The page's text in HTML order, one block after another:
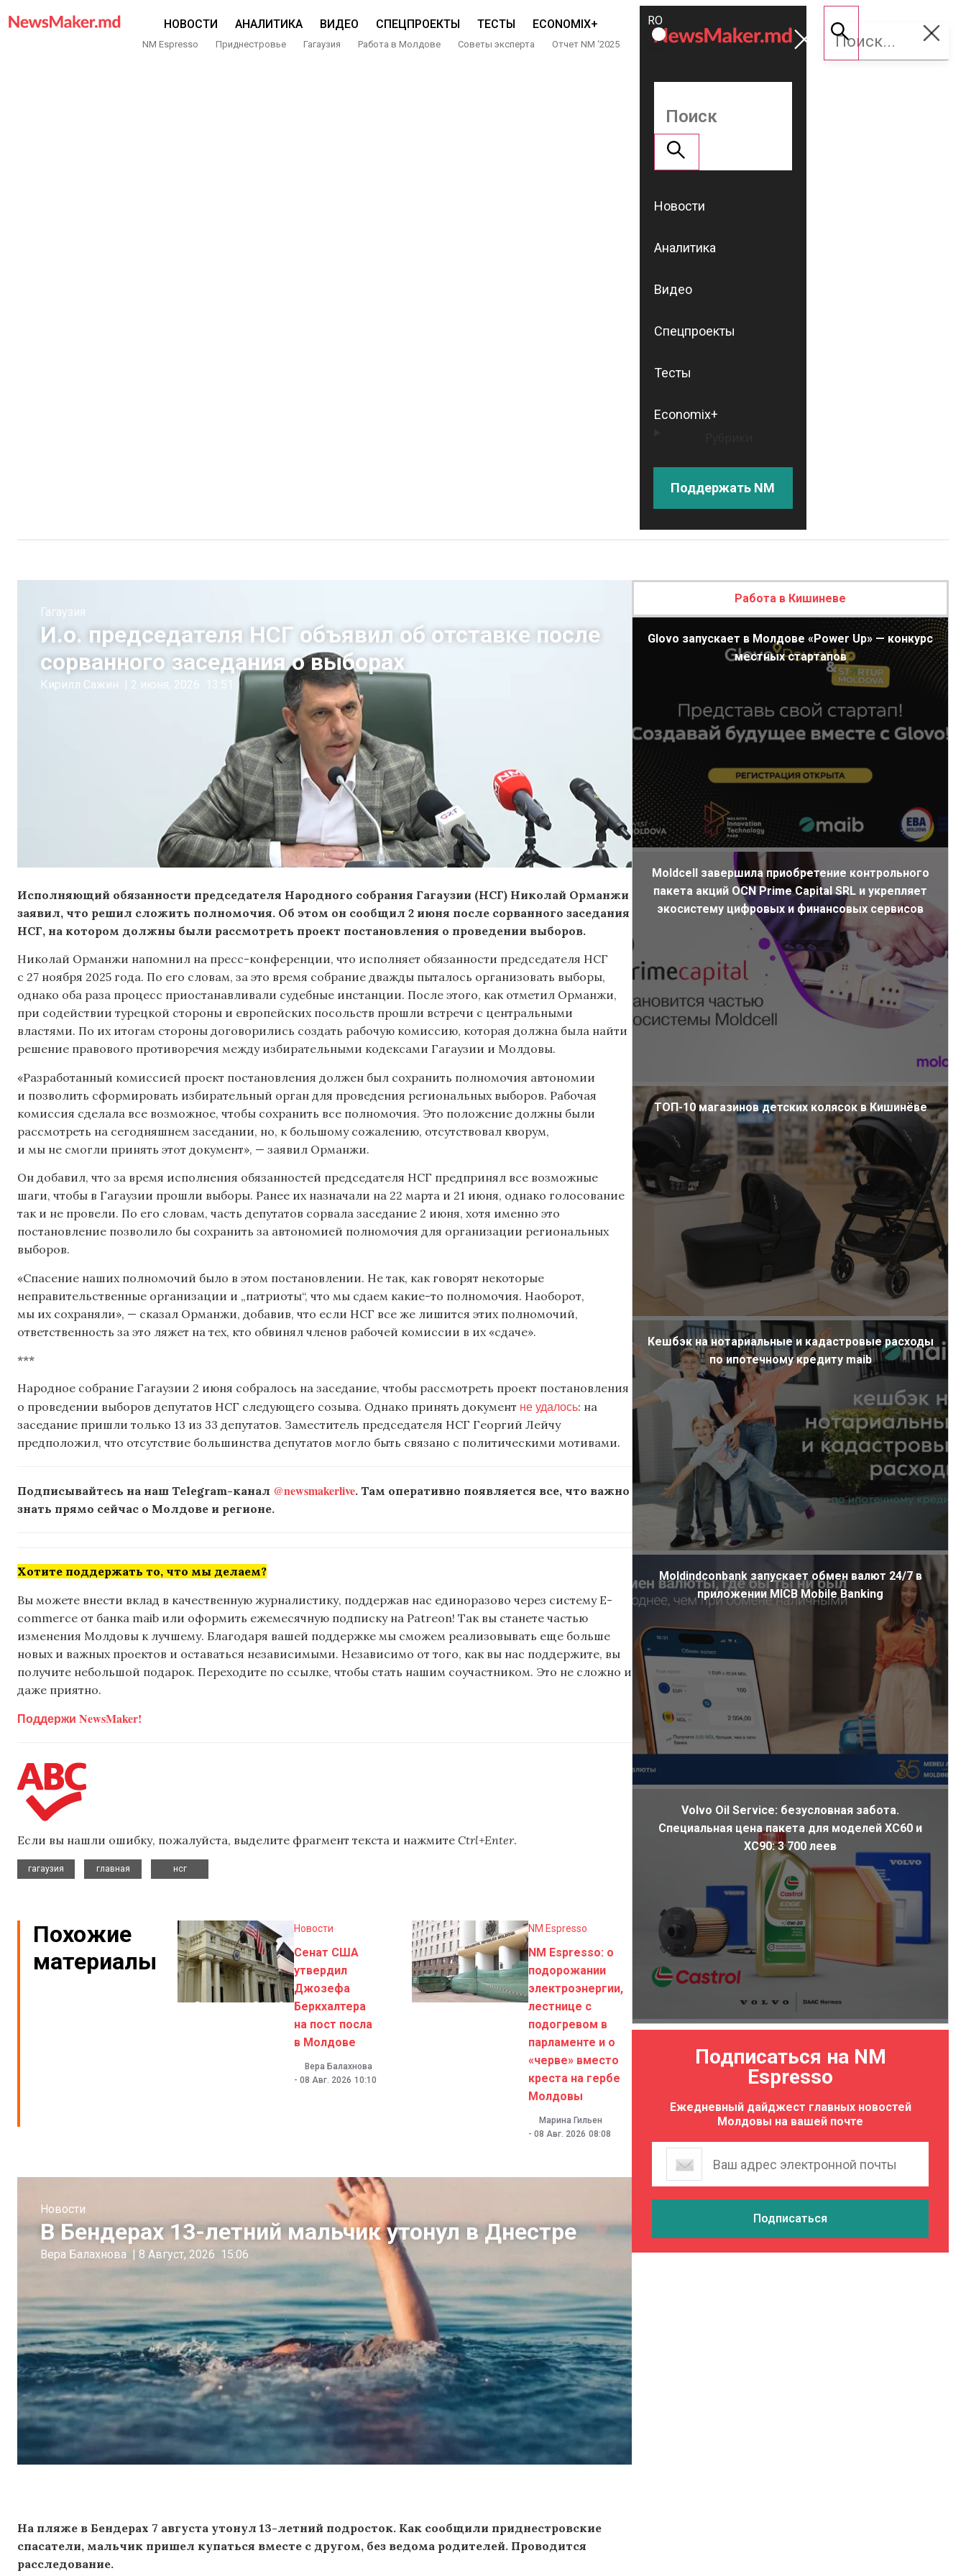
НОВОСТИ АНАЛИТИКА ВИДЕО СПЕЦПРОЕКТЫ ТЕСТЫ ECONOMIX+
NM Espresso Приднестровье Гагаузия Работа в Молдове Советы эксперта Отчет NM ‘2025
ROMÂNĂ
RU
Поддержать
NM
Новости
Аналитика
Видео
Спецпроекты
Тесты
Economix+
Поддержать NM
Гагаузия
И.о. председателя НСГ объявил об отставке после
сорванного заседания о выборах
Кирилл Сажин | 2 июня, 2026 13:51
Исполняющий обязанности председателя Народного собрания Гагаузии (НСГ) Николай Орманжи
заявил, что решил сложить полномочия. Об этом он сообщил 2 июня после сорванного заседания
НСГ, на котором должны были рассмотреть проект постановления о проведении выборов.
Николай Орманжи напомнил на пресс-конференции, что исполняет обязанности председателя НСГ
с 27 ноября 2025 года. По его словам, за это время собрание дважды пыталось организовать выборы,
однако оба раза процесс приостанавливали судебные инстанции. После этого, как отметил Орманжи,
при содействии турецкой стороны и европейских посольств прошли встречи с центральными
властями. По их итогам стороны договорились создать рабочую комиссию, которая должна была найти
решение правового противоречия между избирательными кодексами Гагаузии и Молдовы.
«Разработанный комиссией проект постановления должен был сохранить полномочия автономии
и позволить сформировать избирательный орган для проведения региональных выборов. Рабочая
комиссия сделала все возможное, чтобы сохранить все полномочия. Это положение должны были
рассмотреть на сегодняшнем заседании, но, к большому сожалению, отсутствовал кворум,
и мы не смогли принять этот документ», — заявил Орманжи.
Он добавил, что за время исполнения обязанностей председателя НСГ предпринял все возможные
шаги, чтобы в Гагаузии прошли выборы. Ранее их назначали на 22 марта и 21 июня, однако голосование
так и не провели. По его словам, часть депутатов сорвала заседание 2 июня, хотя именно это
постановление позволило бы сохранить за автономией полномочия для организации региональных
выборов.
«Спасение наших полномочий было в этом постановлении. Не так, как говорят некоторые
неправительственные организации и „патриоты“, что мы сдаем какие-то полномочия. Наоборот,
мы их сохраняли», — сказал Орманжи, добавив, что если НСГ все же лишится этих полномочий,
ответственность за это ляжет на тех, кто обвинял членов рабочей комиссии в их «сдаче».
***
Народное собрание Гагаузии 2 июня собралось на заседание, чтобы рассмотреть проект постановления
о проведении выборов депутатов НСГ следующего созыва. Однако принять документ не удалось: на
заседание пришли только 13 из 33 депутатов. Заместитель председателя НСГ Георгий Лейчу
предположил, что отсутствие большинства депутатов могло быть связано с политическими мотивами.
Подписывайтесь на наш Telegram-канал @newsmakerlive. Там оперативно появляется все, что важно
знать прямо сейчас о Молдове и регионе.
Хотите поддержать то, что мы делаем?
Вы можете внести вклад в качественную журналистику, поддержав нас единоразово через систему E-
commerce от банка maib или оформить ежемесячную подписку на Patreon! Так вы станете частью
изменения Молдовы к лучшему. Благодаря вашей поддержке мы сможем реализовывать еще больше
новых и важных проектов и оставаться независимыми. Независимо от того, как вы нас поддержите, вы
получите небольшой подарок. Переходите по ссылке, чтобы стать нашим соучастником. Это не сложно и
даже приятно.
Поддержи NewsMaker!
Если вы нашли ошибку, пожалуйста, выделите фрагмент текста и нажмите Ctrl+Enter.
гагаузия
главная
нсг
Похожие
материалы
Новости
Сенат США
утвердил
Джозефа
Беркхалтера
на пост посла
в Молдове
Вера Балахнова
- 08 Авг. 2026 10:10
NM Espresso
NM Espresso: о
подорожании
электроэнергии,
лестнице с
подогревом в
парламенте и о
«черве» вместо
креста на гербе
Молдовы
Марина Гильен
- 08 Авг. 2026 08:08
Новости
В Бендерах 13-летний мальчик утонул в Днестре
Вера Балахнова 8 Август, 2026 15:06
На пляже в Бендерах 7 августа утонул 13-летний подросток. Как сообщили приднестровские
спасатели, мальчик пришел купаться вместе с другом, без ведома родителей. Проводится
расследование.
Работа в Кишиневе
Glovo запускает в Молдове «Power Up» — конкурс
местных стартапов
Moldcell завершила приобретение контрольного
пакета акций OCN Prime Capital SRL и укрепляет
экосистему цифровых и финансовых сервисов
ТОП-10 магазинов детских колясок в Кишинёве
Кешбэк на нотариальные и кадастровые расходы
по ипотечному кредиту maib
Moldindconbank запускает обмен валют 24/7 в
приложении MICB Mobile Banking
Volvo Oil Service: безусловная забота.
Специальная цена пакета для моделей XC60 и
XC90: 3 700 леев
Подписаться на NM
Espresso
Ежедневный дайджест главных новостей
Молдовы на вашей почте